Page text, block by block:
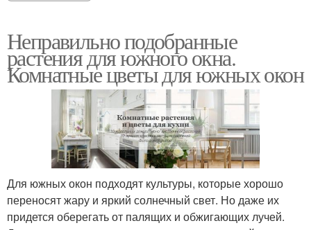
Неправильно подобранные
растения для южного окна.
Комнатные цветы для южных окон
Для южных окон подходят культуры, которые хорошо
переносят жару и яркий солнечный свет. Но даже их
придется оберегать от палящих и обжигающих лучей.